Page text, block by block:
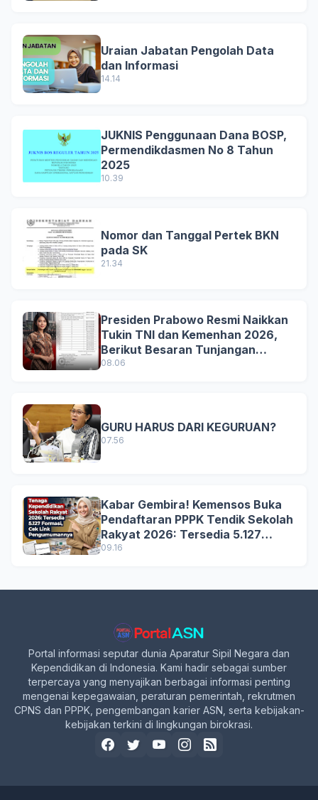
Uraian Jabatan Pengolah Data
dan Informasi
14.14
JUKNIS Penggunaan Dana BOSP,
Permendikdasmen No 8 Tahun
2025
10.39
Nomor dan Tanggal Pertek BKN
pada SK
21.34
Presiden Prabowo Resmi Naikkan
Tukin TNI dan Kemenhan 2026,
Berikut Besaran Tunjangan
Terbaru
08.06
GURU HARUS DARI KEGURUAN?
07.56
Kabar Gembira! Kemensos Buka
Pendaftaran PPPK Tendik Sekolah
Rakyat 2026: Tersedia 5.127
Formasi, Simak Syarat dan
09.16
Portal informasi seputar dunia Aparatur Sipil Negara dan
Kependidikan di Indonesia. Kami hadir sebagai sumber
terpercaya yang menyajikan berbagai informasi penting
mengenai kepegawaian, peraturan pemerintah, rekrutmen
CPNS dan PPPK, pengembangan karier ASN, serta kebijakan-
kebijakan terkini di lingkungan birokrasi.